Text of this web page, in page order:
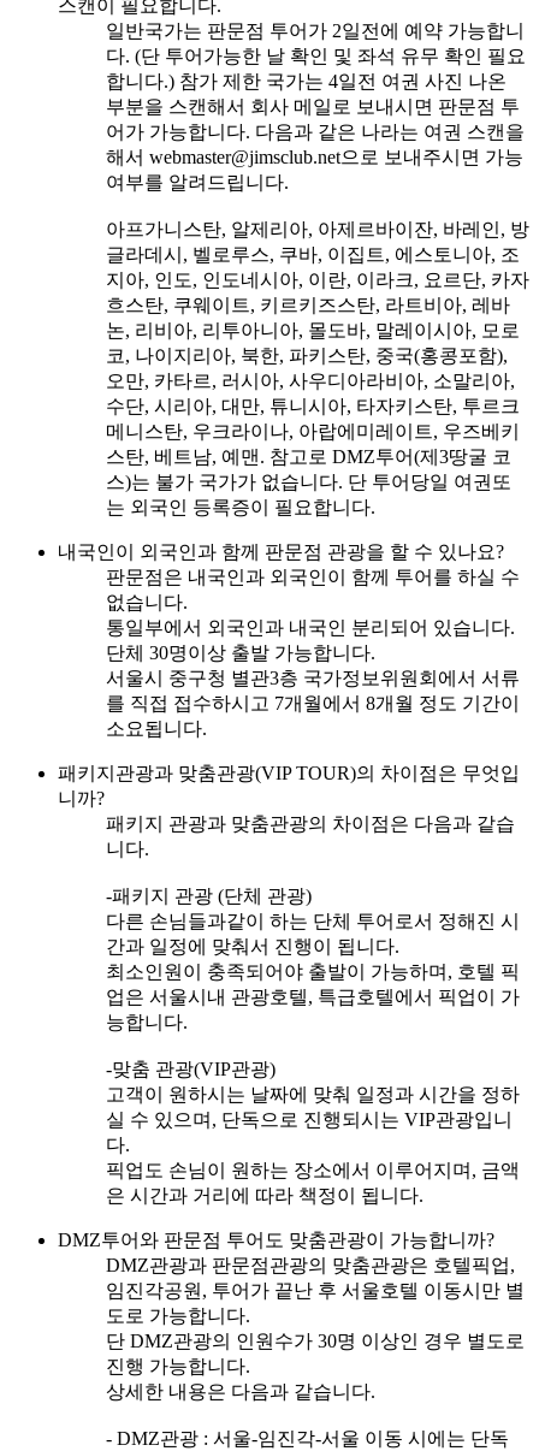
스캔이 필요합니다.
일반국가는 판문점 투어가 2일전에 예약 가능합니
다. (단 투어가능한 날 확인 및 좌석 유무 확인 필요
합니다.) 참가 제한 국가는 4일전 여권 사진 나온
부분을 스캔해서 회사 메일로 보내시면 판문점 투
어가 가능합니다. 다음과 같은 나라는 여권 스캔을
해서 webmaster@jimsclub.net으로 보내주시면 가능
여부를 알려드립니다.
아프가니스탄, 알제리아, 아제르바이잔, 바레인, 방
글라데시, 벨로루스, 쿠바, 이집트, 에스토니아, 조
지아, 인도, 인도네시아, 이란, 이라크, 요르단, 카자
흐스탄, 쿠웨이트, 키르키즈스탄, 라트비아, 레바
논, 리비아, 리투아니아, 몰도바, 말레이시아, 모로
코, 나이지리아, 북한, 파키스탄, 중국(홍콩포함),
오만, 카타르, 러시아, 사우디아라비아, 소말리아,
수단, 시리아, 대만, 튜니시아, 타자키스탄, 투르크
메니스탄, 우크라이나, 아랍에미레이트, 우즈베키
스탄, 베트남, 예맨. 참고로 DMZ투어(제3땅굴 코
스)는 불가 국가가 없습니다. 단 투어당일 여권또
는 외국인 등록증이 필요합니다.
내국인이 외국인과 함께 판문점 관광을 할 수 있나요?
판문점은 내국인과 외국인이 함께 투어를 하실 수
없습니다.
통일부에서 외국인과 내국인 분리되어 있습니다.
단체 30명이상 출발 가능합니다.
서울시 중구청 별관3층 국가정보위원회에서 서류
를 직접 접수하시고 7개월에서 8개월 정도 기간이
소요됩니다.
패키지관광과 맞춤관광(VIP TOUR)의 차이점은 무엇입
니까?
패키지 관광과 맞춤관광의 차이점은 다음과 같습
니다.
-패키지 관광 (단체 관광)
다른 손님들과같이 하는 단체 투어로서 정해진 시
간과 일정에 맞춰서 진행이 됩니다.
최소인원이 충족되어야 출발이 가능하며, 호텔 픽
업은 서울시내 관광호텔, 특급호텔에서 픽업이 가
능합니다.
-맞춤 관광(VIP관광)
고객이 원하시는 날짜에 맞춰 일정과 시간을 정하
실 수 있으며, 단독으로 진행되시는 VIP관광입니
다.
픽업도 손님이 원하는 장소에서 이루어지며, 금액
은 시간과 거리에 따라 책정이 됩니다.
DMZ투어와 판문점 투어도 맞춤관광이 가능합니까?
DMZ관광과 판문점관광의 맞춤관광은 호텔픽업,
임진각공원, 투어가 끝난 후 서울호텔 이동시만 별
도로 가능합니다.
단 DMZ관광의 인원수가 30명 이상인 경우 별도로
진행 가능합니다.
상세한 내용은 다음과 같습니다.
- DMZ관광 : 서울-임진각-서울 이동 시에는 단독